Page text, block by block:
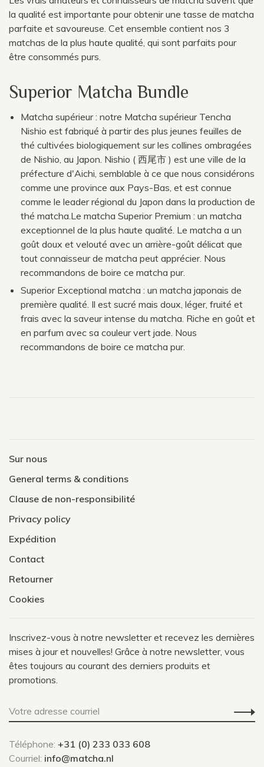
la qualité est importante pour obtenir une tasse de matcha
parfaite et savoureuse. Cet ensemble contient nos 3
matchas de la plus haute qualité, qui sont parfaits pour
être consommés purs.
Superior Matcha Bundle
Matcha supérieur : notre Matcha supérieur Tencha
Nishio est fabriqué à partir des plus jeunes feuilles de
thé cultivées biologiquement sur les collines ombragées
de Nishio, au Japon. Nishio ( 西尾市 ) est une ville de la
préfecture d'Aichi, semblable à ce que nous considérons
comme une province aux Pays-Bas, et est connue
comme le leader régional du Japon dans la production de
thé matcha.Le matcha Superior Premium : un matcha
exceptionnel de la plus haute qualité. Le matcha a un
goût doux et velouté avec un arrière-goût délicat que
tout connaisseur de matcha peut apprécier. Nous
recommandons de boire ce matcha pur.
Superior Exceptional matcha : un matcha japonais de
première qualité. Il est sucré mais doux, léger, fruité et
frais avec la saveur intense du matcha. Riche en goût et
en parfum avec sa couleur vert jade. Nous
recommandons de boire ce matcha pur.
Sur nous
General terms & conditions
Clause de non-responsibilité
Privacy policy
Expédition
Contact
Retourner
Cookies
Inscrivez-vous à notre newsletter et recevez les dernières
mises à jour et nouvelles! Grâce à notre newsletter, vous
êtes toujours au courant des derniers produits et
promotions.
Téléphone: +31 (0) 233 033 608
Courriel: info@matcha.nl